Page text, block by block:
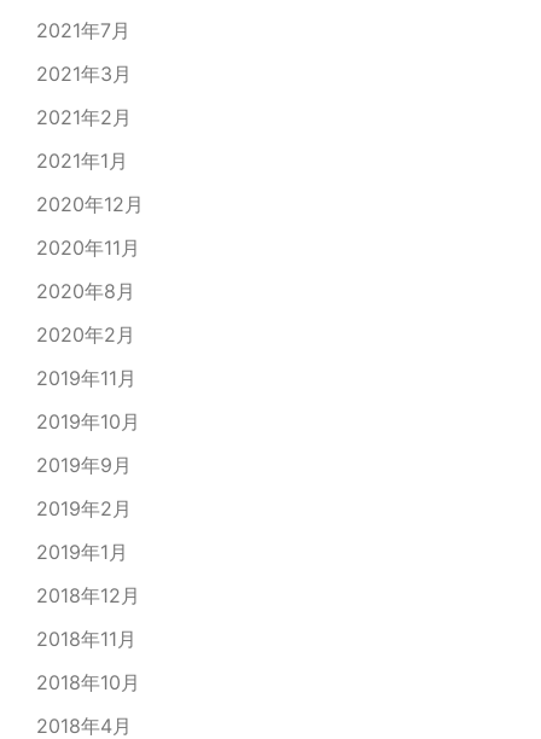
2021年7月
2021年3月
2021年2月
2021年1月
2020年12月
2020年11月
2020年8月
2020年2月
2019年11月
2019年10月
2019年9月
2019年2月
2019年1月
2018年12月
2018年11月
2018年10月
2018年4月